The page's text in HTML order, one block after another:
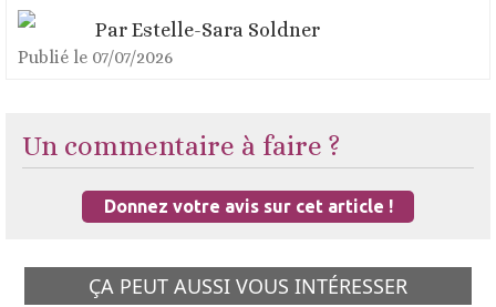
Par Estelle-Sara Soldner
Publié le 07/07/2026
Un commentaire à faire ?
Donnez votre avis sur cet article !
ÇA PEUT AUSSI VOUS INTÉRESSER